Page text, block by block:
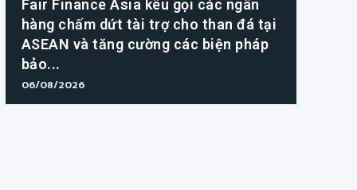
Fair Finance Asia kêu gọi các ngân
hàng chấm dứt tài trợ cho than đá tại
ASEAN và tăng cường các biện pháp
bảo...
06/08/2026